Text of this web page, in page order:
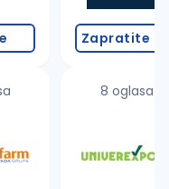
pretrage
Zapratite
8 oglasa